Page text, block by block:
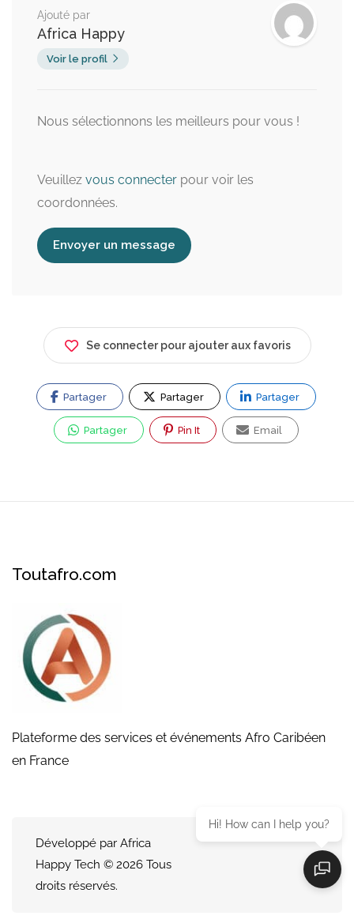
Ajouté par
Africa Happy
Voir le profil
Nous sélectionnons les meilleurs pour vous !
Veuillez vous connecter pour voir les
coordonnées.
Envoyer un message
Se connecter pour ajouter aux favoris
Partager Partager Partager
Partager Pin It Email
Toutafro.com
Plateforme des services et événements Afro Caribéen
en France
Développé par Africa
Happy Tech © 2026 Tous
droits réservés.
Hi! How can I help you?